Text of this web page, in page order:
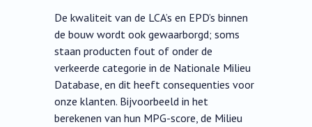
De kwaliteit van de LCA’s en EPD’s binnen
de bouw wordt ook gewaarborgd; soms
staan producten fout of onder de
verkeerde categorie in de Nationale Milieu
Database, en dit heeft consequenties voor
onze klanten. Bijvoorbeeld in het
berekenen van hun MPG-score, de Milieu